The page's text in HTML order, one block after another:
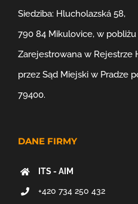
Siedziba: Hlucholazská 58,
790 84 Mikulovice, w pobliżu
Zarejestrowana w
przez Sąd Miejski w Pradze
79400.
DANE FIRMY
ITS - AIM
+420 734 250 432